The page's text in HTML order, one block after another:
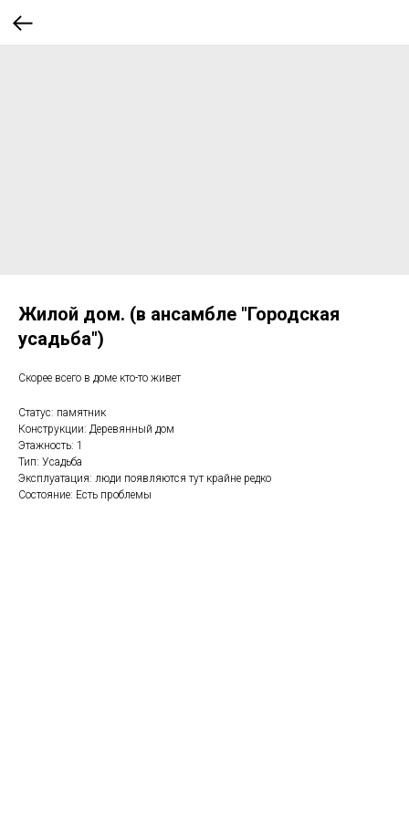
Жилой дом. (в ансамбле "Городская
усадьба")
Скорее всего в доме кто-то живет
Статус: памятник
Конструкции: Деревянный дом
Этажность: 1
Тип: Усадьба
Эксплуатация: люди появляются тут крайне редко
Состояние: Есть проблемы